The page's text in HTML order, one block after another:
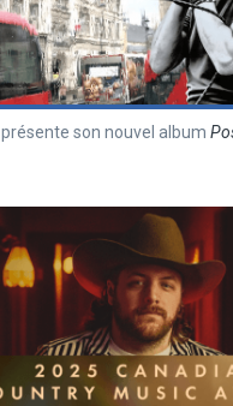
présente son nouvel album